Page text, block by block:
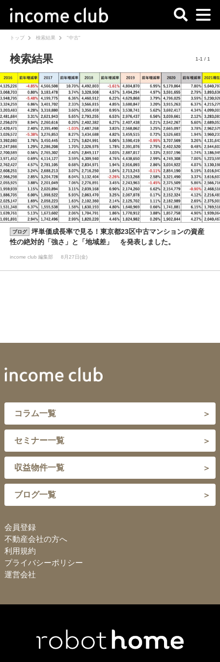
トップ 検索結果 "中古"
検索結果 1-1 / 1
ブログ
坪単価成長率で見る！東京都23区中古マンションの資産
性の絶対的「強さ」と「地域差」 を発表しました。
income club 編集部 8月27日(金)
コラム一覧
セミナー一覧
収益物件一覧
ブログ一覧
会員登録
不動産会社の方へ
利用規約
プライバシーポリシー
運営会社